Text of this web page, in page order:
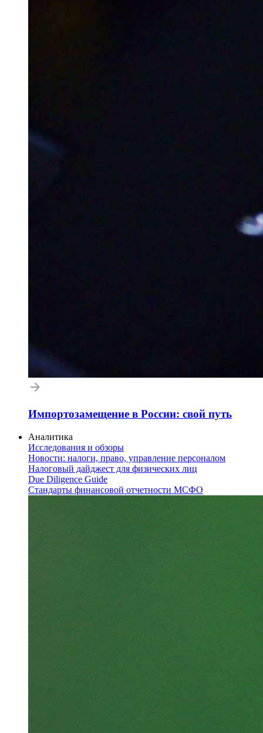
Импортозамещение в России: свой путь
Аналитика
Исследования и обзоры
Новости: налоги, право, управление персоналом
Налоговый дайджест для физических лиц
Due Diligence Guide
Стандарты финансовой отчетности МСФО